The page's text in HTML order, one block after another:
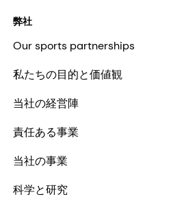
弊社
Our sports partnerships
私たちの目的と価値観
当社の経営陣
責任ある事業
当社の事業
科学と研究